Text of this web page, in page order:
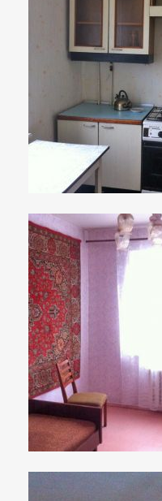
Риэлтор:
Раб. тел.